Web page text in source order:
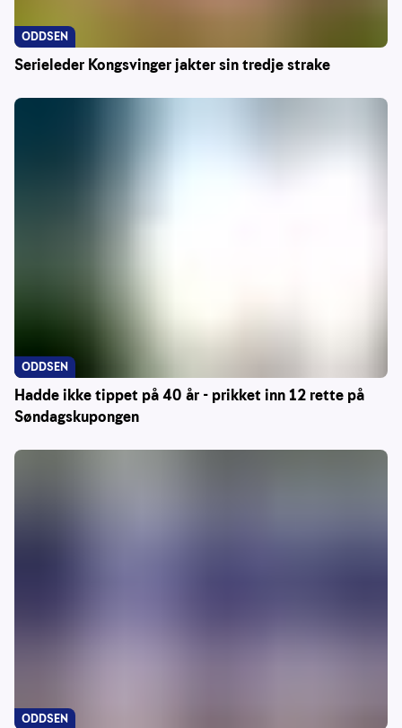
Serieleder Kongsvinger jakter sin tredje strake
ODDSEN
Hadde ikke tippet på 40 år - prikket inn 12 rette på
Søndagskupongen
ODDSEN
ODDSEN